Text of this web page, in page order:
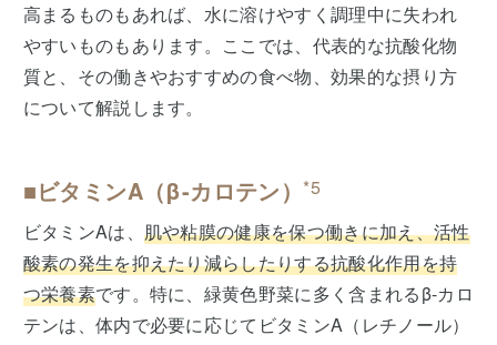
高まるものもあれば、水に溶けやすく調理中に失われ
やすいものもあります。ここでは、代表的な抗酸化物
質と、その働きやおすすめの食べ物、効果的な摂り方
について解説します。
■ビタミンA（β-カロテン） *5
ビタミンAは、 肌や粘膜の健康を保つ働きに加え、活性
酸素の発生を抑えたり減らしたりする抗酸化作用を持
つ栄養素です。特に、緑黄色野菜に多く含まれるβ-カロ
テンは、体内で必要に応じてビタミンA（レチノール）